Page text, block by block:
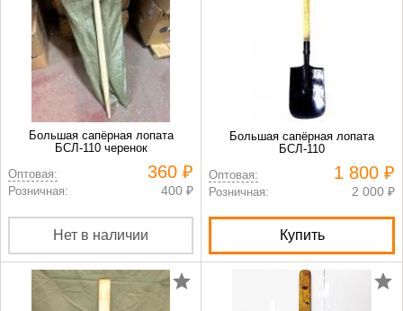
Большая сапёрная лопата
БСЛ-110 черенок
Оптовая:
360 ₽
Розничная: 400 ₽
Нет в наличии
Большая сапёрная лопата
БСЛ-110
Оптовая:
1 800 ₽
Розничная: 2 000 ₽
Купить